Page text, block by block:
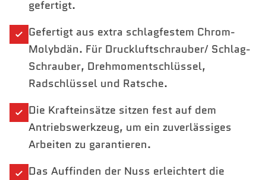
gefertigt.
Gefertigt aus extra schlagfestem Chrom-
Molybdän. Für Druckluftschrauber/ Schlag-
Schrauber, Drehmomentschlüssel,
Radschlüssel und Ratsche.
Die Krafteinsätze sitzen fest auf dem
Antriebswerkzeug, um ein zuverlässiges
Arbeiten zu garantieren.
Das Auffinden der Nuss erleichtert die